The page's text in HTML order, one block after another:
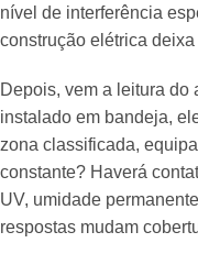
nível de interferência
construção elétrica
Depois, vem a leitura do
instalado em bandeja,
zona classificada,
constante? Haverá
UV, umidade
respostas mudam